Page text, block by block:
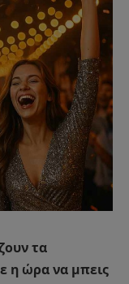
τα
η ώρα να μπεις